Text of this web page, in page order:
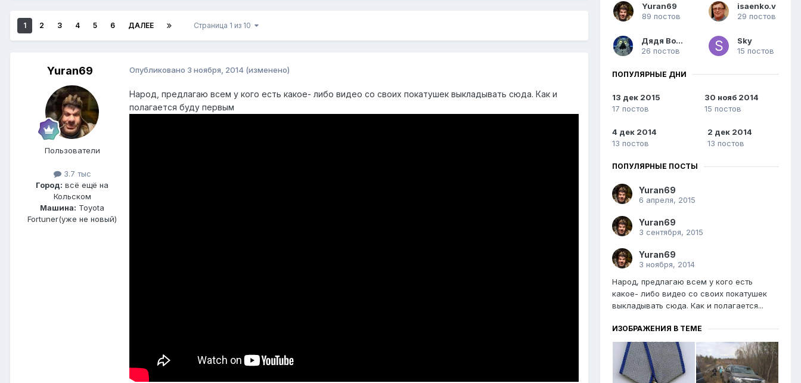
1 2 3 4 5 6 ДАЛЕЕ Страница 1 из 10
Yuran69
Пользователи
3.7 тыс
Город: всё ещё на
Кольском
Машина: Toyota
Fortuner(уже не новый)
Опубликовано 3 ноября, 2014 (изменено)
Народ, предлагаю всем у кого есть какое- либо видео со своих покатушек выкладывать сюда. Как и
полагается буду первым
Yuran69
89 постов
isaenko.v
29 постов
Дядя Вова
26 постов
Sky
15 постов
ПОПУЛЯРНЫЕ ДНИ
13 дек 2015
17 постов
30 нояб 2014
15 постов
4 дек 2014
13 постов
2 дек 2014
13 постов
ПОПУЛЯРНЫЕ ПОСТЫ
Yuran69
6 апреля, 2015
Yuran69
3 сентября, 2015
Yuran69
3 ноября, 2014
Народ, предлагаю всем у кого есть
какое- либо видео со своих покатушек
выкладывать сюда. Как и полагается...
ИЗОБРАЖЕНИЯ В ТЕМЕ